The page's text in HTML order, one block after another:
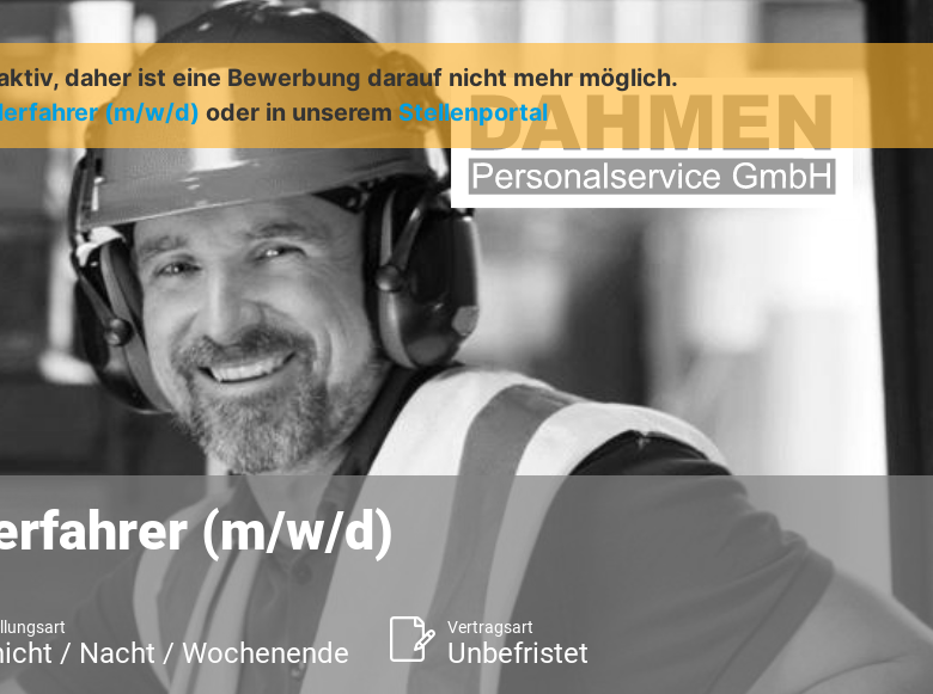
daher ist eine Bewerbung darauf nicht mehr möglich.
(m/w/d) oder in unserem Stellenportal
(m/w/d)
/ Nacht / Wochenende
Vertragsart
Unbefristet